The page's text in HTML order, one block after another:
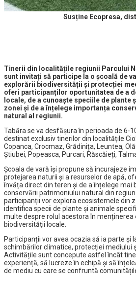
Susține Ecopresa,
Tinerii din localitățile regiunii Parcului
sunt invitați să participe la o școală de
explorării biodiversității și protecției
oferi participanților oportunitatea de a
locale, de a cunoaște speciile de
zonei și de a înțelege importanța
natural al regiunii.
Tabăra se va desfășura în perioada de 6-
destinat exclusiv tinerilor din localitățile
Copanca, Crocmaz, Grădinița, Leuntea,
Știubei, Popeasca, Purcari, Răscăieți,
Școala de vară își propune să încurajeze
protejarea naturii și a resurselor de apă,
învăța direct din teren și de a înțelege mai
conservării patrimoniului natural din
participanții vor explora ecosistemele din
identifica specii de plante și animale
multe despre rolul acestora în menținerea
biodiversității locale.
Participanții vor avea ocazia să ia parte și
schimbărilor climatice, protecției mediului
Activitățile sunt concepute astfel încât
experiență, să lucreze în echipă și să
de mediu cu care se confruntă